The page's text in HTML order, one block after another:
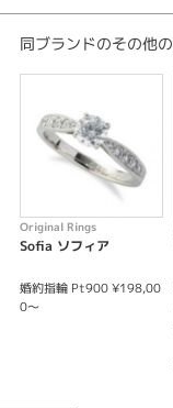
同ブランドのその他
Original Rings
Sofia ソフィア
婚約指輪 Pt900 ¥198,00
0～